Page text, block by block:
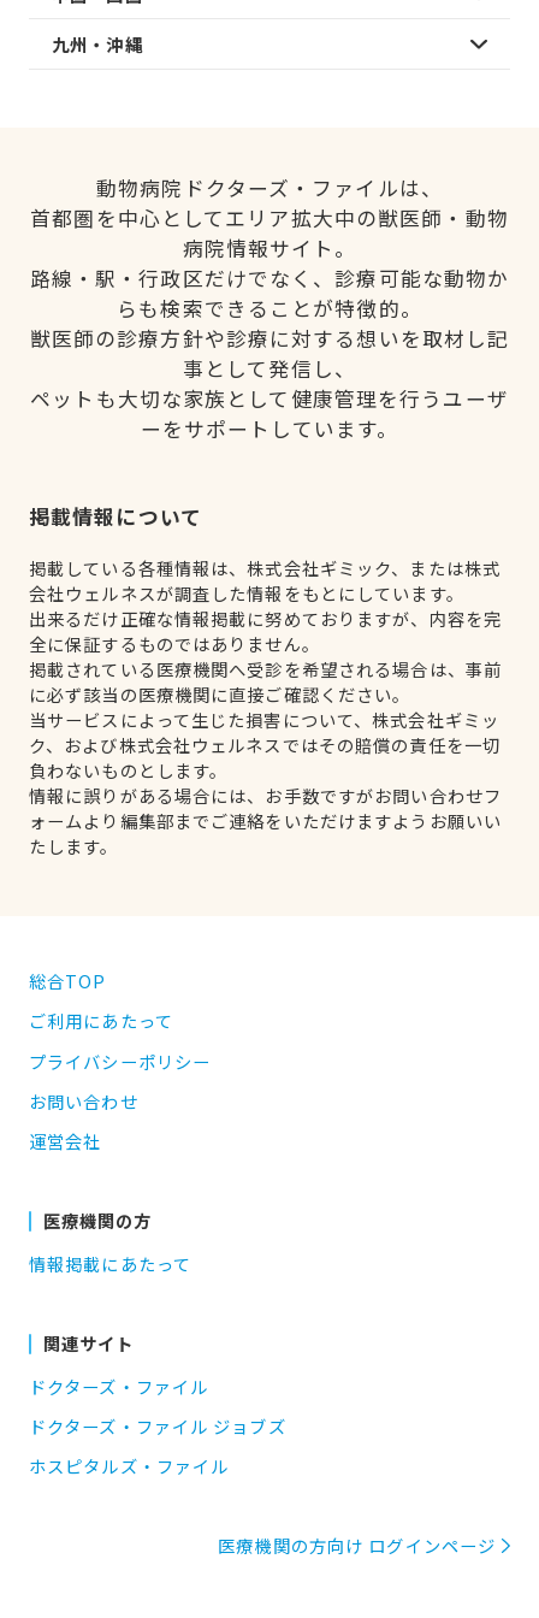
九州・沖縄
動物病院ドクターズ・ファイルは、
首都圏を中心としてエリア拡大中の獣医師・動物
病院情報サイト。
路線・駅・行政区だけでなく、診療可能な動物か
らも検索できることが特徴的。
獣医師の診療方針や診療に対する想いを取材し記
事として発信し、
ペットも大切な家族として健康管理を行うユーザ
ーをサポートしています。
掲載情報について
掲載している各種情報は、株式会社ギミック、または株式
会社ウェルネスが調査した情報をもとにしています。
出来るだけ正確な情報掲載に努めておりますが、内容を完
全に保証するものではありません。
掲載されている医療機関へ受診を希望される場合は、事前
に必ず該当の医療機関に直接ご確認ください。
当サービスによって生じた損害について、株式会社ギミッ
ク、および株式会社ウェルネスではその賠償の責任を一切
負わないものとします。
情報に誤りがある場合には、お手数ですがお問い合わせフ
ォームより編集部までご連絡をいただけますようお願いい
たします。
総合TOP
ご利用にあたって
プライバシーポリシー
お問い合わせ
運営会社
医療機関の方
情報掲載にあたって
関連サイト
ドクターズ・ファイル
ドクターズ・ファイル ジョブズ
ホスピタルズ・ファイル
医療機関の方向け ログインページ